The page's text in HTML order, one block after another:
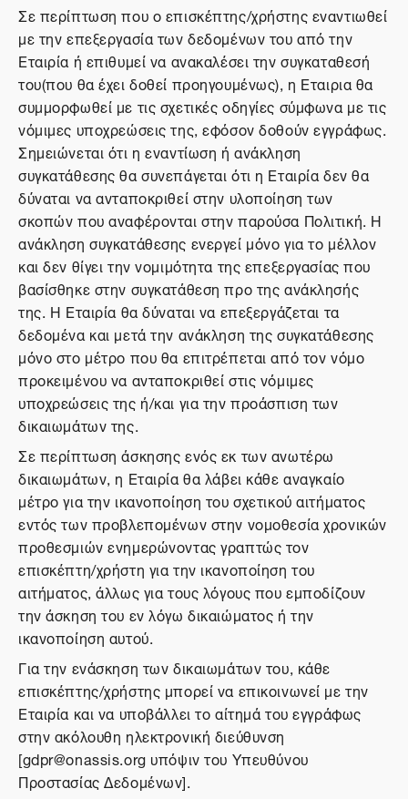
Σε περίπτωση που ο επισκέπτης/χρήστης εναντιωθεί
με την επεξεργασία των δεδομένων του από την
Εταιρία ή επιθυμεί να ανακαλέσει την συγκαταθεσή
του(που θα έχει δοθεί προηγουμένως), η Εταιρια θα
συμμορφωθεί με τις σχετικές οδηγίες σύμφωνα με τις
νόμιμες υποχρεώσεις της, εφόσον δοθούν εγγράφως.
Σημειώνεται ότι η εναντίωση ή ανάκληση
συγκατάθεσης θα συνεπάγεται ότι η Εταιρία δεν θα
δύναται να ανταποκριθεί στην υλοποίηση των
σκοπών που αναφέρονται στην παρούσα Πολιτική. Η
ανάκληση συγκατάθεσης ενεργεί μόνο για το μέλλον
και δεν θίγει την νομιμότητα της επεξεργασίας που
βασίσθηκε στην συγκατάθεση προ της ανάκλησής
της. Η Εταιρία θα δύναται να επεξεργάζεται τα
δεδομένα και μετά την ανάκληση της συγκατάθεσης
μόνο στο μέτρο που θα επιτρέπεται από τον νόμο
προκειμένου να ανταποκριθεί στις νόμιμες
υποχρεώσεις της ή/και για την προάσπιση των
δικαιωμάτων της.
Σε περίπτωση άσκησης ενός εκ των ανωτέρω
δικαιωμάτων, η Εταιρία θα λάβει κάθε αναγκαίο
μέτρο για την ικανοποίηση του σχετικού αιτήματος
εντός των προβλεπομένων στην νομοθεσία χρονικών
προθεσμιών ενημερώνοντας γραπτώς τον
επισκέπτη/χρήστη για την ικανοποίηση του
αιτήματος, άλλως για τους λόγους που εμποδίζουν
την άσκηση του εν λόγω δικαιώματος ή την
ικανοποίηση αυτού.
Για την ενάσκηση των δικαιωμάτων του, κάθε
επισκέπτης/χρήστης μπορεί να επικοινωνεί με την
Εταιρία και να υποβάλλει το αίτημά του εγγράφως
στην ακόλουθη ηλεκτρονική διεύθυνση
[gdpr@onassis.org υπόψιν του Υπευθύνου
Προστασίας Δεδομένων].